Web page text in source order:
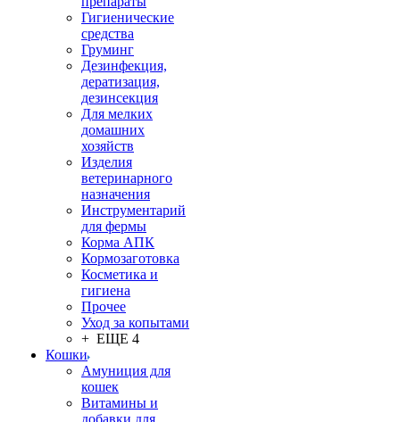
Гигиенические
средства
Груминг
Дезинфекция,
дератизация,
дезинсекция
Для мелких
домашних
хозяйств
Изделия
ветеринарного
назначения
Инструментарий
для фермы
Корма АПК
Кормозаготовка
Косметика и
гигиена
Прочее
Уход за копытами
+ ЕЩЕ 4
Кошки
Амуниция для
кошек
Витамины и
добавки для